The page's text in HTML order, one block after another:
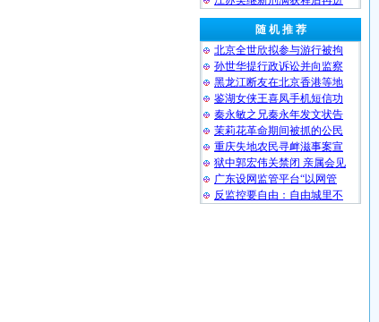
随 机 推 荐
北京全世欣拟参与游行被拘
孙世华提行政诉讼并向监察
黑龙江断友在北京香港等地
鉴湖女侠王喜凤手机短信功
秦永敏之兄秦永年发文状告
茉莉花革命期间被抓的公民
重庆失地农民寻衅滋事案宣
狱中郭宏伟关禁闭 亲属会见
广东设网监管平台“以网管
反监控要自由：自由城里不